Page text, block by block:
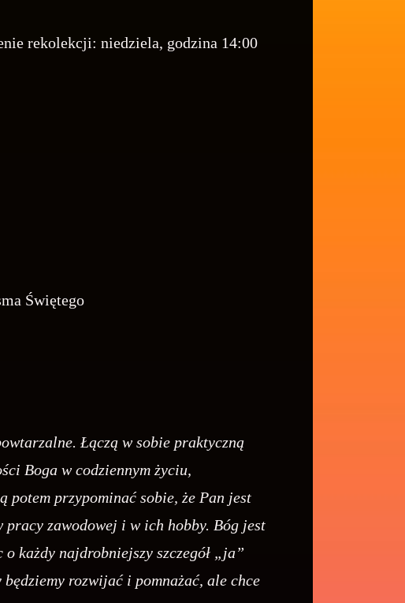
rekolekcji: niedziela, godzina 14:00
Świętego
Łączą w sobie praktyczną
Boga w codziennym życiu,
potem przypominać sobie, że Pan jest
zawodowej i w ich hobby. Bóg jest
każdy najdrobniejszy szczegół „ja”
rozwijać i pomnażać, ale chce